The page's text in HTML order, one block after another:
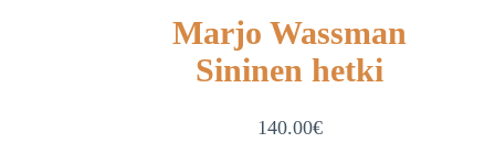
Marjo Wassman
Sininen hetki
140.00€